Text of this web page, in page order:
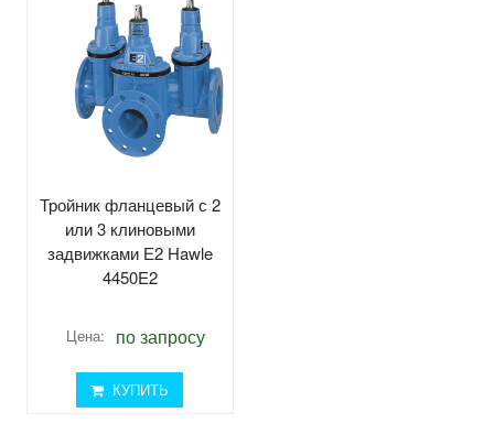
Тройник фланцевый с 2
или 3 клиновыми
задвижками Е2 Hawle
4450E2
Цена: по запросу
КУПИТЬ